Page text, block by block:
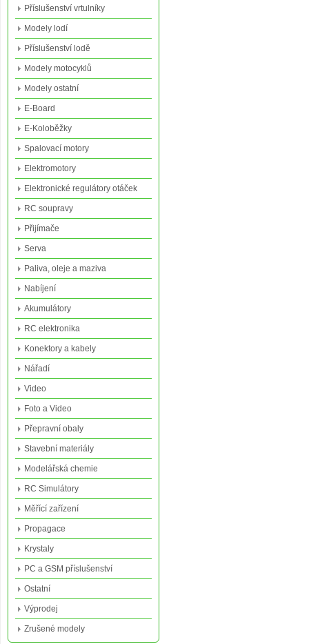
Příslušenství vrtulníky
Modely lodí
Příslušenství lodě
Modely motocyklů
Modely ostatní
E-Board
E-Koloběžky
Spalovací motory
Elektromotory
Elektronické regulátory otáček
RC soupravy
Přijímače
Serva
Paliva, oleje a maziva
Nabíjení
Akumulátory
RC elektronika
Konektory a kabely
Nářadí
Video
Foto a Video
Přepravní obaly
Stavební materiály
Modelářská chemie
RC Simulátory
Měřící zařízení
Propagace
Krystaly
PC a GSM příslušenství
Ostatní
Výprodej
Zrušené modely